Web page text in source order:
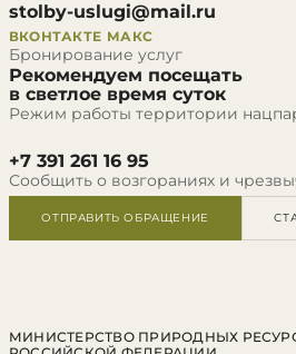
stolby-uslugi@mail.ru
ВКОНТАКТЕ МАКС
Бронирование услуг
Рекомендуем посещать
в светлое время суток
Режим работы территории
+7 391 261 16 95
Сообщить о возгораниях и
ОТПРАВИТЬ ОБРАЩЕНИЕ
МИНИСТЕРСТВО ПРИРОДНЫХ